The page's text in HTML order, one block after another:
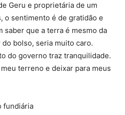
Geru e proprietária de um
o sentimento é de gratidão e
saber que a terra é mesmo da
bolso, seria muito caro.
do governo traz tranquilidade.
terreno e deixar para meus
fundiária